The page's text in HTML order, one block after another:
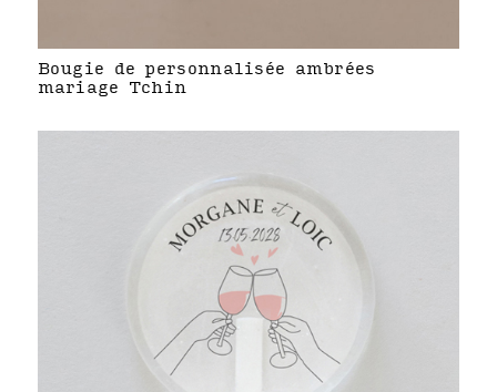
Bougie de personnalisée ambrées
mariage Tchin